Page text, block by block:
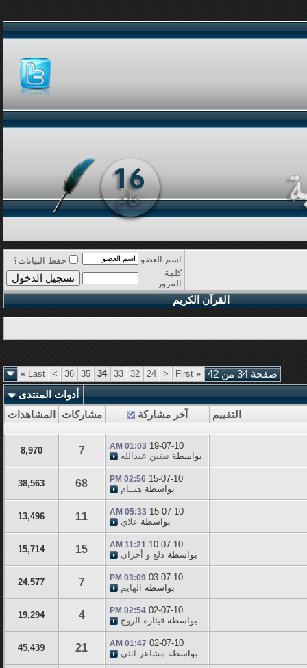
اسم العضو
حفظ البيانات؟
كلمة
المرور
القرآن الكريم
صفحة 34 من 42 «
<
24
32
33
34
35
36
>
Last
»
أدوات المنتدى
التقييم
آخر مشاركة مشاركات المشاهدات
19-07-10
01:03 AM
بواسطة نيفين عبدالله 7
8,970
15-07-10
02:56 PM
بواسطة هيــام 68
38,563
15-07-10
05:33 AM
بواسطة غلاي 11
13,496
10-07-10
11:21 AM
بواسطة دلع و أحزان 15
15,714
03-07-10
03:09 PM
بواسطة الهايم 7
24,577
02-07-10
02:54 PM
بواسطة قيثارة الروح 4
19,294
02-07-10
01:47 AM
بواسطة مشاعر انثى 21
45,439